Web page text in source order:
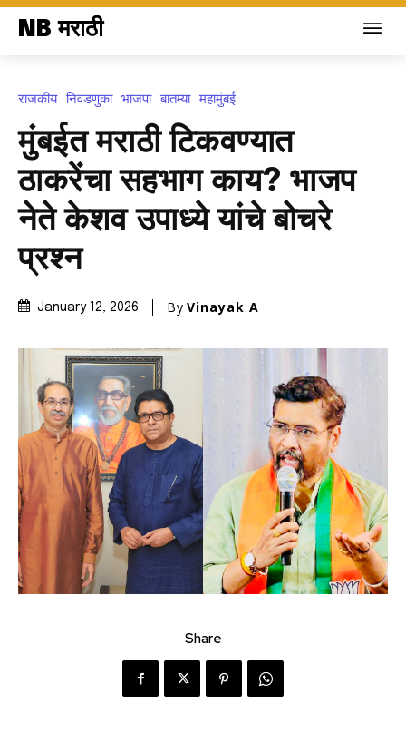
NB मराठी
राजकीय निवडणुका भाजपा बातम्या महामुंबई
मुंबईत मराठी टिकवण्यात
ठाकरेंचा सहभाग काय? भाजप
नेते केशव उपाध्ये यांचे बोचरे
प्रश्न
January 12, 2026 By Vinayak A
Share